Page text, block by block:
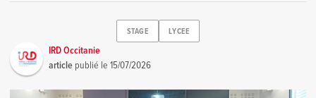
STAGE LYCEE
IRD Occitanie
article publié le15/07/2026